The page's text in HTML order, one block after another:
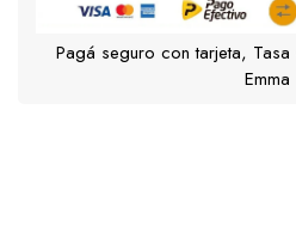
Pagá seguro con tarjeta,
Emma